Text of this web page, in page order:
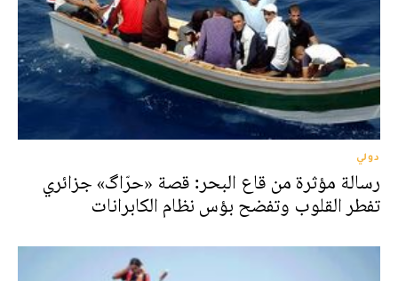
دولي
رسالة مؤثرة من قاع البحر: قصة «حرّاگ» جزائري
تفطر القلوب وتفضح بؤس نظام الكابرانات